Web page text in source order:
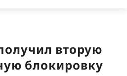
вторую
блокировку